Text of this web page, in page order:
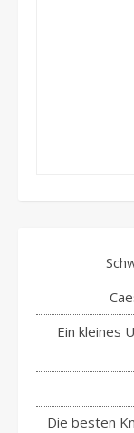
Ein kleines
Die besten